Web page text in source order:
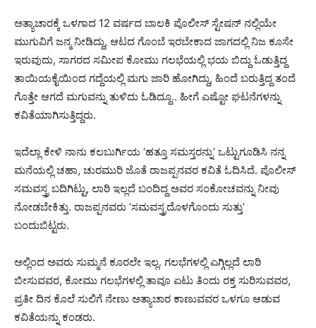
ಅತ್ಯಾಚಾರಕ್ಕೆ ಒಳಗಾದ 12 ವರ್ಷದ ಬಾಲಕಿ ಪೊಲೀಸ್ ಸ್ಟೇಷನ್ ನಲ್ಲಿಯೇ
ಮುಗುವಿಗೆ ಜನ್ಮ ನೀಡಿದ್ದು, ಆಟದ ಗೊಂಬೆ ಇರಬೇಕಾದ ಜಾಗದಲ್ಲಿ ನಿಜ ಕೂಸೇ
ಇರುವುದು, ಸಾಗರದ ಸಮೀಪ ಕೋಮು ಗಲಭೆಯಲ್ಲಿ ಭಯ ಬಿದ್ದು ಓಡುತ್ತಿದ್ದ
ತಾಯಿಯಕೈಯಿಂದ ಗದ್ದೆಯಲ್ಲಿ ಮಗು ಜಾರಿ ಹೋಗಿದ್ದು, ಹಿಂದೆ ಬರುತ್ತಿದ್ದ ತಂದೆ
ಗೊತ್ತೇ ಆಗದೆ ಮಗುವನ್ನು ತುಳಿದು ಓಡಿದ್ದೂ.. ಹೀಗೆ ಎಷ್ಟೋ ಘಟನೆಗಳನ್ನು
ಕವಿತೆಯಾಗಿಸುತ್ತಿದ್ದರು.
ಇದೆಲ್ಲಾ ಕೇಳಿ ನಾನು ಕಲಬುರ್ಗಿಯ ‘ಹತ್ತೂ ಸಮಸ್ತರನ್ನು’ ಒಟ್ಟುಗೂಡಿಸಿ ನನ್ನ
ಮನೆಯಲ್ಲಿ ಚಹಾ, ಚುರಮುರಿ ಜೊತೆ ರಾಜಪ್ಪನವರ ಕವಿತೆ ಓದಿಸಿದೆ. ಪೊಲೀಸ್
ಸಮವಸ್ತ್ರ ಬದಿಗಿಟ್ಟು, ಲಾಠಿ ಇಲ್ಲದೆ ಬಂದಿದ್ದ ಅವರ ಸಂಕೋಚವನ್ನು ನೀವು
ನೋಡಬೇಕಿತ್ತು. ರಾಜಪ್ಪನವರು ‘ಸಮವಸ್ತ್ರದೊಳಗೊಂದು ಸುತ್ತು’
ಬಂದುಬಿಟ್ಟರು.
ಅಲ್ಲಿಂದ ಅವರು ಸುಮ್ಮನೆ ಕೂರಲೇ ಇಲ್ಲ. ಗಲಭೆಗಳಲ್ಲಿ ಎಗ್ಗಿಲ್ಲದೆ ಲಾಠಿ
ಬೀಸುವವರ, ಕೋಮು ಗಲಭೆಗಳಲ್ಲಿ ತಾವೂ ಏಟು ತಿಂದು ರಕ್ತ ಸುರಿಸುವವರ,
ಪ್ರತೀ ದಿನ ಕೊಲೆ ಸುಲಿಗೆ ನೇಣು ಅತ್ಯಾಚಾರ ಕಾಣುವವರ ಒಳಗೂ ಆಡುವ
ಕವಿತೆಯನ್ನು ಕಂಡರು.